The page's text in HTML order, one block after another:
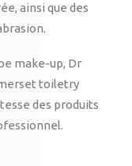
ainsi que des
make-up, Dr
toiletry
des produits